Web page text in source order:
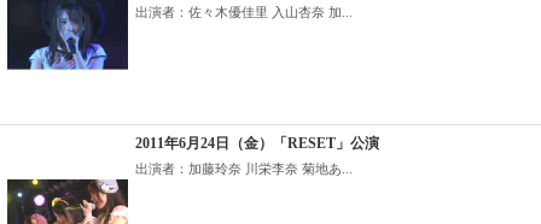
出演者：佐々木優佳里 入山杏奈 加...
2011年6月24日（金）「RESET」公演
出演者：加藤玲奈 川栄李奈 菊地あ...